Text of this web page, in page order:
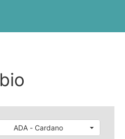
ADA - Cardano